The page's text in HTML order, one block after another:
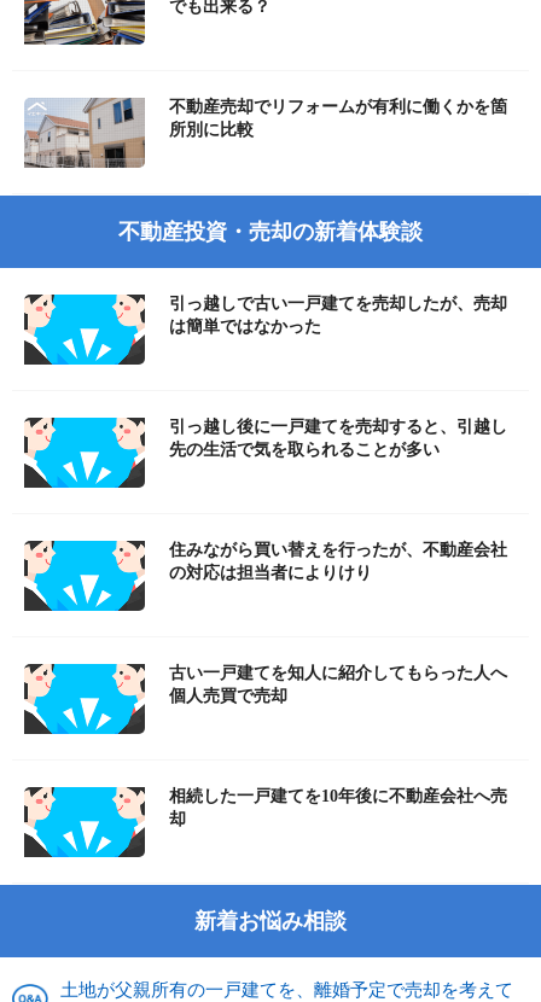
でも出来る？
不動産売却でリフォームが有利に働くかを箇
所別に比較
不動産投資・売却の新着体験談
引っ越しで古い一戸建てを売却したが、売却
は簡単ではなかった
引っ越し後に一戸建てを売却すると、引越し
先の生活で気を取られることが多い
住みながら買い替えを行ったが、不動産会社
の対応は担当者によりけり
古い一戸建てを知人に紹介してもらった人へ
個人売買で売却
相続した一戸建てを10年後に不動産会社へ売
却
新着お悩み相談
土地が父親所有の一戸建てを、離婚予定で売却を考えて